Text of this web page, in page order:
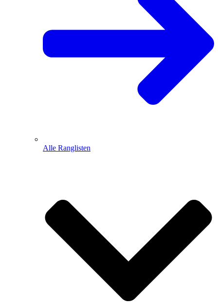
Alle Ranglisten